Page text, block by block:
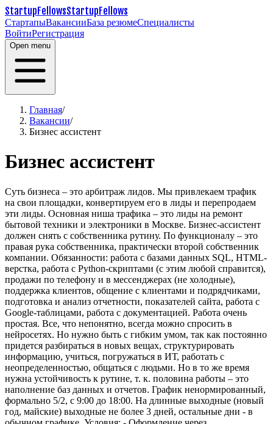
StartupFellowsStartupFellows
СтартапыВакансииБаза резюмеСпециалисты
ВойтиРегистрация
Open menu
Главная/
Вакансии/
Бизнес ассистент
Бизнес ассистент
Суть бизнеса – это арбитраж лидов. Мы привлекаем трафик
на свои площадки, конвертируем его в лиды и перепродаем
эти лиды. Основная ниша трафика – это лиды на ремонт
бытовой техники и электроники в Москве. Бизнес-ассистент
должен снять с собственника рутину. По функционалу – это
правая рука собственника, практически второй собственник
компании. Обязанности: работа с базами данных SQL, HTML-
верстка, работа с Python-скриптами (с этим любой справится),
продажи по телефону и в мессенджерах (не холодные),
поддержка клиентов, общение с клиентами и подрядчиками,
подготовка и анализ отчетности, показателей сайта, работа с
Google-таблицами, работа с документацией. Работа очень
простая. Все, что непонятно, всегда можно спросить в
нейросетях. Но нужно быть с гибким умом, так как постоянно
придется разбираться в новых вещах, структурировать
информацию, учиться, погружаться в ИТ, работать с
неопределенностью, общаться с людьми. Но в то же время
нужна устойчивость к рутине, т. к. половина работы – это
наполнение баз данных и отчетов. График ненормированный,
формально 5/2, с 9:00 до 18:00. На длинные выходные (новый
год, майские) выходные не более 3 дней, остальные дни - в